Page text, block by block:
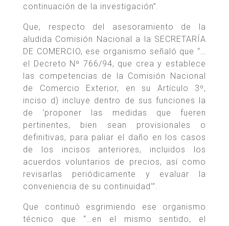
continuación de la investigación”.
Que, respecto del asesoramiento de la
aludida Comisión Nacional a la SECRETARÍA
DE COMERCIO, ese organismo señaló que “…
el Decreto Nº 766/94, que crea y establece
las competencias de la Comisión Nacional
de Comercio Exterior, en su Artículo 3º,
inciso d) incluye dentro de sus funciones la
de ‘proponer las medidas que fueren
pertinentes, bien sean provisionales o
definitivas, para paliar el daño en los casos
de los incisos anteriores, incluidos los
acuerdos voluntarios de precios, así como
revisarlas periódicamente y evaluar la
conveniencia de su continuidad’”.
Que continuó esgrimiendo ese organismo
técnico que “…en el mismo sentido, el